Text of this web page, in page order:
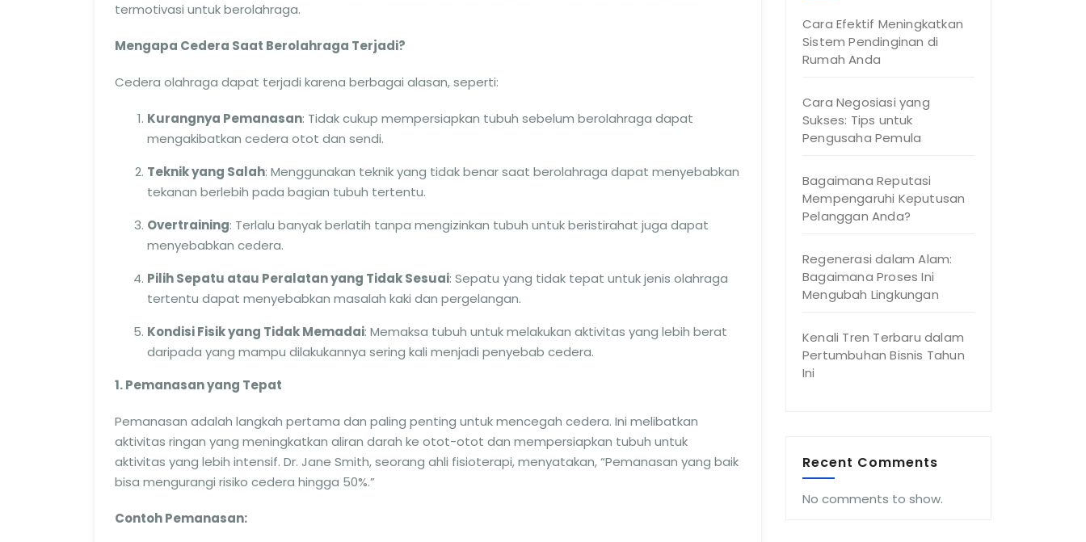
termotivasi untuk berolahraga.
Mengapa Cedera Saat Berolahraga Terjadi?
Cedera olahraga dapat terjadi karena berbagai alasan, seperti:
Kurangnya Pemanasan: Tidak cukup mempersiapkan tubuh sebelum berolahraga dapat
mengakibatkan cedera otot dan sendi.
Teknik yang Salah: Menggunakan teknik yang tidak benar saat berolahraga dapat menyebabkan
tekanan berlebih pada bagian tubuh tertentu.
Overtraining: Terlalu banyak berlatih tanpa mengizinkan tubuh untuk beristirahat juga dapat
menyebabkan cedera.
Pilih Sepatu atau Peralatan yang Tidak Sesuai: Sepatu yang tidak tepat untuk jenis olahraga
tertentu dapat menyebabkan masalah kaki dan pergelangan.
Kondisi Fisik yang Tidak Memadai: Memaksa tubuh untuk melakukan aktivitas yang lebih berat
daripada yang mampu dilakukannya sering kali menjadi penyebab cedera.
1. Pemanasan yang Tepat
Pemanasan adalah langkah pertama dan paling penting untuk mencegah cedera. Ini melibatkan
aktivitas ringan yang meningkatkan aliran darah ke otot-otot dan mempersiapkan tubuh untuk
aktivitas yang lebih intensif. Dr. Jane Smith, seorang ahli fisioterapi, menyatakan, “Pemanasan yang baik
bisa mengurangi risiko cedera hingga 50%.”
Contoh Pemanasan:
Cara Efektif Meningkatkan
Sistem Pendinginan di
Rumah Anda
Cara Negosiasi yang
Sukses: Tips untuk
Pengusaha Pemula
Bagaimana Reputasi
Mempengaruhi Keputusan
Pelanggan Anda?
Regenerasi dalam Alam:
Bagaimana Proses Ini
Mengubah Lingkungan
Kenali Tren Terbaru dalam
Pertumbuhan Bisnis Tahun
Ini
Recent Comments
No comments to show.